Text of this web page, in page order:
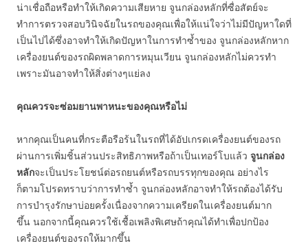
น่าเชื่อถือหรือทำให้เกิดความเสียหาย จูนกล่องหลักที่ซื่อสัตย์จะ
ทำการตรวจสอบวินิจฉัยในรถของคุณเพื่อให้แน่ใจว่าไม่มีปัญหาใดที่
เป็นไปได้ซึ่งอาจทำให้เกิดปัญหาในการทำซ้ำของ จูนกล่องหลักหาก
เครื่องยนต์ของรถผิดพลาดการหมุนเวียน จูนกล่องหลักไม่ควรทำ
เพราะมันอาจทำให้สิ่งต่างๆแย่ลง
คุณควรจะซ่อมยานพาหนะของคุณหรือไม่
หากคุณเป็นคนที่กระตือรือร้นในรถที่ได้อัปเกรดเครื่องยนต์ของรถ
ผ่านการเพิ่มชิ้นส่วนประสิทธิภาพหรือถ้าเป็นเทอร์โบแล้ว จูนกล่อง
หลักจะเป็นประโยชน์ต่อรถยนต์หรือรถบรรทุกของคุณ อย่างไร
ก็ตามโปรดทราบว่าการทำซ้ำ จูนกล่องหลักอาจทำให้รถต้องได้รับ
การบำรุงรักษาบ่อยครั้งเนื่องจากความเครียดในเครื่องยนต์มาก
ขึ้น นอกจากนี้คุณควรใช้เชื้อเพลิงพิเศษถ้าคุณได้ทำเพื่อปกป้อง
เครื่องยนต์ของรถให้มากขึ้น